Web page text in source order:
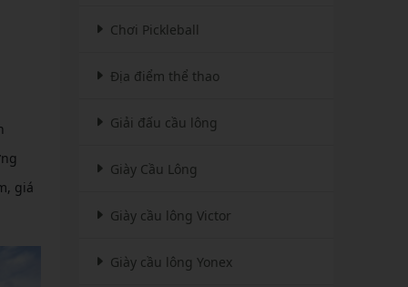
giá
Chơi Pickleball
Địa điểm thể thao
Giải đấu cầu lông
Giày Cầu Lông
Giày cầu lông Victor
Giày cầu lông Yonex